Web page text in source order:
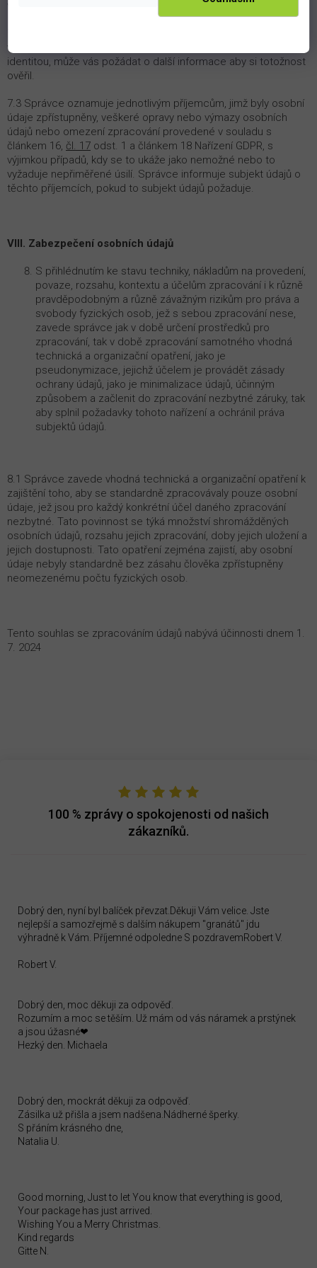
výkon nebo obhajobu právních nároků.
vy, popřípadě váš zmocněnec. Pokud si Správce není jist vaší
identitou, může vás požádat o další informace aby si totožnost
ověřil.
7.3 Správce oznamuje jednotlivým příjemcům, jimž byly osobní
údaje zpřístupněny, veškeré opravy nebo výmazy osobních
údajů nebo omezení zpracování provedené v souladu s
článkem 16, čl. 17 odst. 1 a článkem 18 Nařízení GDPR, s
výjimkou případů, kdy se to ukáže jako nemožné nebo to
vyžaduje nepřiměřené úsilí. Správce informuje subjekt údajů o
těchto příjemcích, pokud to subjekt údajů požaduje.
VIII. Zabezpečení osobních údajů
S přihlédnutím ke stavu techniky, nákladům na provedení,
povaze, rozsahu, kontextu a účelům zpracování i k různě
pravděpodobným a různě závažným rizikům pro práva a
svobody fyzických osob, jež s sebou zpracování nese,
zavede správce jak v době určení prostředků pro
zpracování, tak v době zpracování samotného vhodná
technická a organizační opatření, jako je
pseudonymizace, jejichž účelem je provádět zásady
ochrany údajů, jako je minimalizace údajů, účinným
způsobem a začlenit do zpracování nezbytné záruky, tak
aby splnil požadavky tohoto nařízení a ochránil práva
subjektů údajů.
8.1 Správce zavede vhodná technická a organizační opatření k
zajištění toho, aby se standardně zpracovávaly pouze osobní
údaje, jež jsou pro každý konkrétní účel daného zpracování
nezbytné. Tato povinnost se týká množství shromážděných
osobních údajů, rozsahu jejich zpracování, doby jejich uložení a
jejich dostupnosti. Tato opatření zejména zajistí, aby osobní
údaje nebyly standardně bez zásahu člověka zpřístupněny
neomezenému počtu fyzických osob.
Tento souhlas se zpracováním údajů nabývá účinnosti dnem 1.
7. 2024
100 % zprávy o spokojenosti od našich
zákazníků.
Dobrý den, nyní byl balíček převzat.Děkuji Vám velice. Jste
nejlepší a samozřejmě s dalším nákupem "granátů" jdu
výhradně k Vám. Příjemné odpoledne S pozdravemRobert V.
Robert V.
Dobrý den, moc děkuji za odpověď.
Rozumím a moc se těším. Už mám od vás náramek a prstýnek
a jsou úžasné❤
Hezký den. Michaela
Dobrý den, mockrát děkuji za odpověď.
Zásilka už přišla a jsem nadšena.Nádherné šperky.
S přáním krásného dne,
Natalia U.
Good morning, Just to let You know that everything is good,
Your package has just arrived.
Wishing You a Merry Christmas.
Kind regards
Gitte N.